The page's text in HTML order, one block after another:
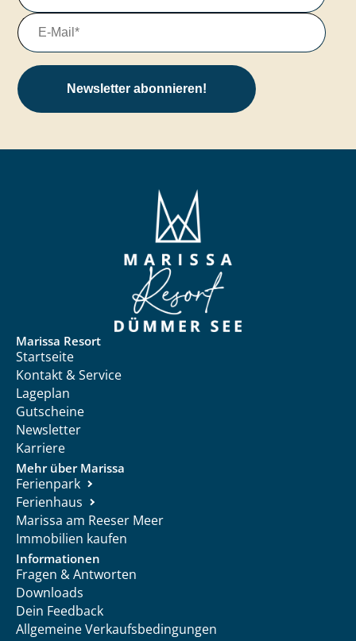
Newsletter abonnieren!
Marissa Resort
Startseite
Kontakt & Service
Lageplan
Gutscheine
Newsletter
Karriere
Mehr über Marissa
Ferienpark
Ferienhaus
Marissa am Reeser Meer
Immobilien kaufen
Informationen
Fragen & Antworten
Downloads
Dein Feedback
Allgemeine Verkaufsbedingungen